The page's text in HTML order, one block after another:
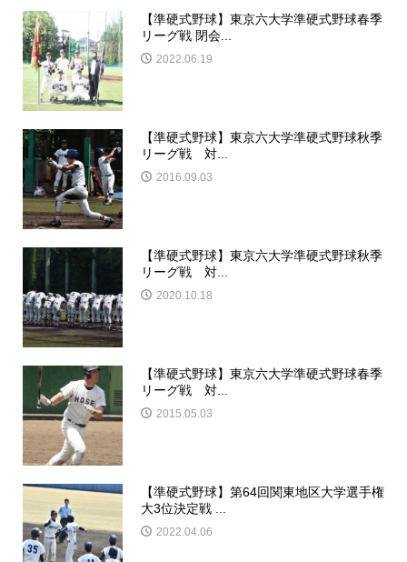
【準硬式野球】東京六大学準硬式野球春季
リーグ戦 閉会...
2022.06.19
【準硬式野球】東京六大学準硬式野球秋季
リーグ戦 対...
2016.09.03
【準硬式野球】東京六大学準硬式野球秋季
リーグ戦 対...
2020.10.18
【準硬式野球】東京六大学準硬式野球春季
リーグ戦 対...
2015.05.03
【準硬式野球】第64回関東地区大学選手権
大3位決定戦 ...
2022.04.06